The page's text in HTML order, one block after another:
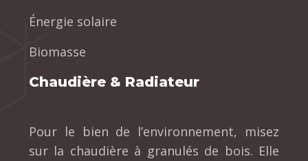
Énergie solaire
Biomasse
Chaudière & Radiateur
Pour le bien de l’environnement, misez
sur la chaudière à granulés de bois. Elle